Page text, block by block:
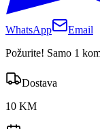
WhatsApp
Email
Požurite! Samo 1
Dostava
10 KM